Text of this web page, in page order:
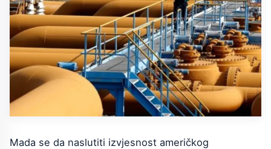
Mada se da naslutiti izvjesnost američkog